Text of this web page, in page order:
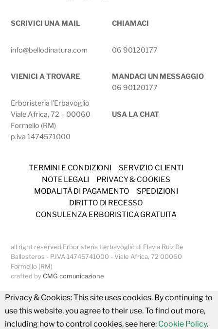
SCRIVICI UNA MAIL
info@bellodinatura.com
CHIAMACI
06 90120177
VIENICI A TROVARE
Erboristeria l’Erbavoglio
Viale Africa, 72 – 00060
Formello (RM)
p.iva 1474571000
MANDACI UN MESSAGGIO
06 90120177
USA LA CHAT
TERMINI E CONDIZIONI
SERVIZIO CLIENTI
NOTE LEGALI
PRIVACY & COOKIES
MODALITÀ DI PAGAMENTO
SPEDIZIONI
DIRITTO DI RECESSO
CONSULENZA ERBORISTICA GRATUITA
all right reserved Erboristeria L’erbavoglio di Flavia Ruiz De
Ballesteros - P.IVA 14745741000 - Viale Africa, 72 00060
Formello (RM)
crafted by CMG comunicazione
Privacy & Cookies: This site uses cookies. By continuing to
use this website, you agree to their use. To find out more,
including how to control cookies, see here: Cookie Policy.